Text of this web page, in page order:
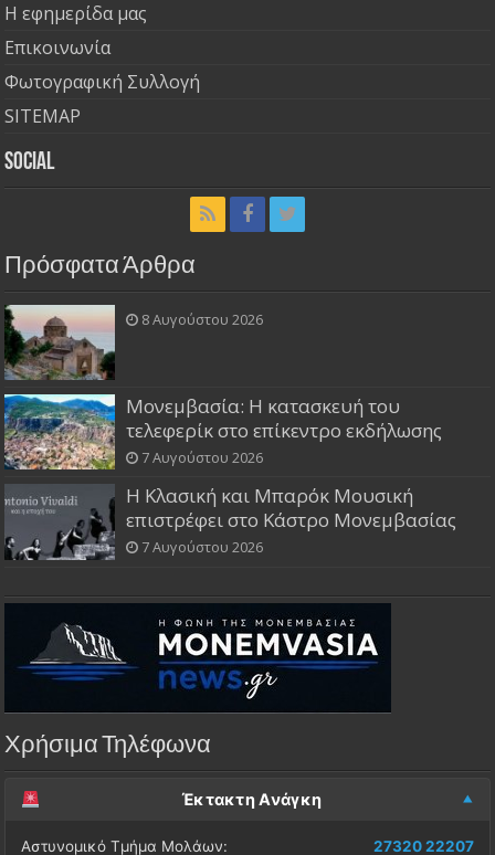
Η εφημερίδα μας
Επικοινωνία
Φωτογραφική Συλλογή
SITEMAP
Social
Πρόσφατα Άρθρα
8 Αυγούστου 2026
Μονεμβασία: Η κατασκευή του
τελεφερίκ στο επίκεντρο εκδήλωσης
7 Αυγούστου 2026
Η Κλασική και Μπαρόκ Μουσική
επιστρέφει στο Κάστρο Μονεμβασίας
7 Αυγούστου 2026
Χρήσιμα Τηλέφωνα
Έκτακτη Ανάγκη
Αστυνομικό Τμήμα Μολάων: 27320 22207